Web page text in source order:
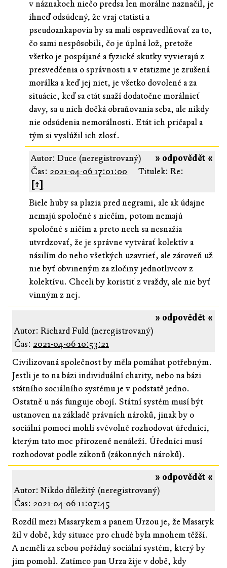
v náznakoch niečo predsa len morálne naznačil, je
ihneď odsúdený, že vraj etatisti a
pseudoankapovia by sa mali ospravedlňovať za to,
čo sami nespôsobili, čo je úplná lož, pretože
všetko je pospájané a fyzické skutky vyvierajú z
presvedčenia o správnosti a v etatizme je zrušená
morálka a keď jej niet, je všetko dovolené a za
situácie, keď sa etát snaží dodatočne morálnieť
davy, sa u nich dočká obraňovania seba, ale nikdy
nie odsúdenia nemorálnosti. Etát ich pričapal a
tým si vyslúžil ich zlosť.
» odpovědět «
Autor: Duce (neregistrovaný)
Čas: 2021-04-06 17:01:00
Titulek: Re:
[↑]
Biele huby sa plazia pred negrami, ale ak údajne
nemajú spoločné s niečím, potom nemajú
spoločné s ničím a preto nech sa nesnažia
utvrdzovať, že je správne vytvárať kolektív a
násilím do neho všetkých uzavrieť, ale zároveň už
nie byť obvineným za zločiny jednotlivcov z
kolektívu. Chceli by koristiť z vraždy, ale nie byť
vinným z nej.
» odpovědět «
Autor: Richard Fuld (neregistrovaný)
Čas: 2021-04-06 10:53:21
Civilizovaná společnost by měla pomáhat potřebným.
Jestli je to na bázi individuální charity, nebo na bázi
státního sociálního systému je v podstatě jedno.
Ostatně u nás funguje obojí. Státní systém musí být
ustanoven na základě právních nároků, jinak by o
sociální pomoci mohli svévolně rozhodovat úředníci,
kterým tato moc přirozeně nenáleží. Úředníci musí
rozhodovat podle zákonů (zákonných nároků).
» odpovědět «
Autor: Nikdo důležitý (neregistrovaný)
Čas: 2021-04-06 11:07:45
Rozdíl mezi Masarykem a panem Urzou je, že Masaryk
žil v době, kdy situace pro chudé byla mnohem těžší.
A neměli za sebou pořádný sociální systém, který by
jim pomohl. Zatímco pan Urza žije v době, kdy